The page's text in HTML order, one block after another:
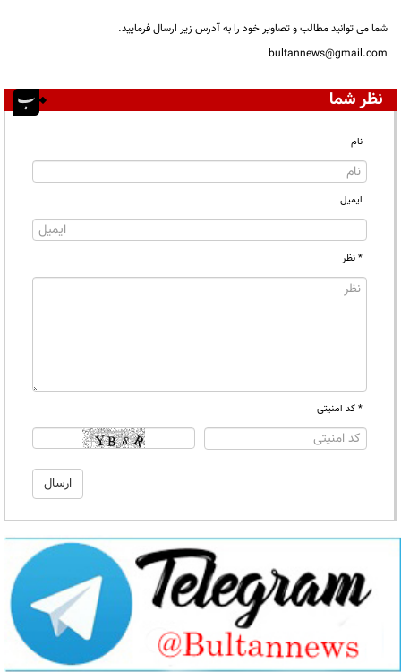
شما می توانید مطالب و تصاویر خود را به آدرس زیر ارسال فرمایید.
bultannews@gmail.com
نظر شما
نام
ایمیل
* نظر
* کد امنیتی